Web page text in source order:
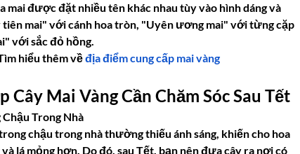
mai được đặt nhiều tên khác nhau tùy vào hình dáng và
tiên mai" với cánh hoa tròn, "Uyên ương mai" với từng cặp
với sắc đỏ hồng.
hiểu thêm về địa điểm cung cấp mai vàng
Cây Mai Vàng Cần Chăm Sóc Sau Tết
Trong Nhà
chậu trong nhà thường thiếu ánh sáng, khiến cho hoa
và lá mỏng hơn. Do đó, sau Tết, bạn nên đưa cây ra nơi có